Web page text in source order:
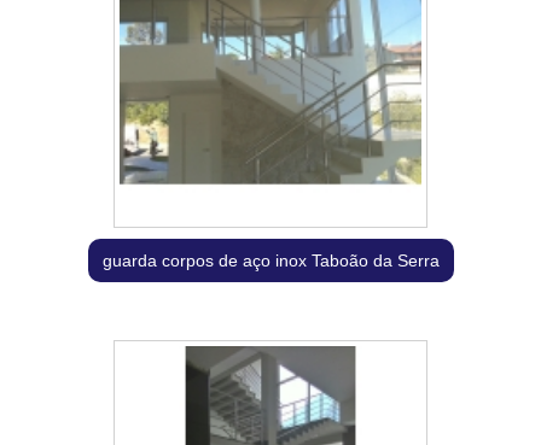
guarda corpos de aço inox Taboão da Serra